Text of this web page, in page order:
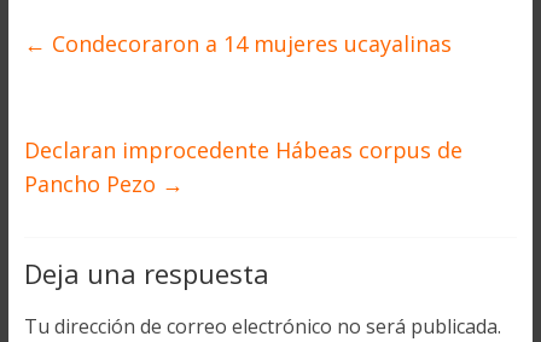
← Condecoraron a 14 mujeres ucayalinas
Declaran improcedente Hábeas corpus de
Pancho Pezo →
Deja una respuesta
Tu dirección de correo electrónico no será publicada.